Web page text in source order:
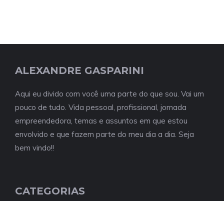
ALEXANDRE GASPARINI
Aqui eu divido com você uma parte do que sou. Vai um
pouco de tudo. Vida pessoal, profissional, jornada
empreendedora, temas e assuntos em que estou
envolvido e que fazem parte do meu dia a dia. Seja
bem vindo!!
CATEGORIAS